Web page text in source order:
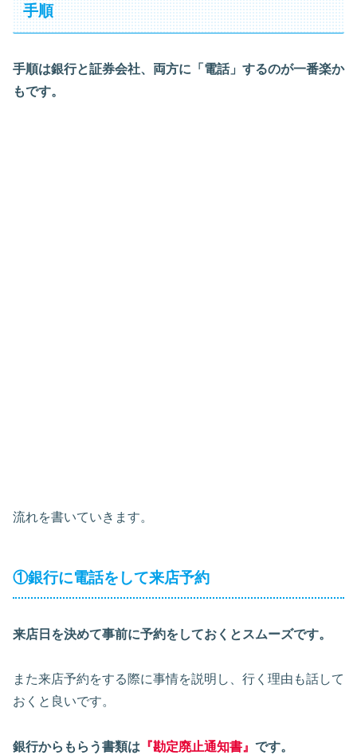
手順
手順は銀行と証券会社、両方に「電話」するのが一番楽か
もです。
流れを書いていきます。
①銀行に電話をして来店予約
来店日を決めて事前に予約をしておくとスムーズです。
また来店予約をする際に事情を説明し、行く理由も話して
おくと良いです。
銀行からもらう書類は 『勘定廃止通知書』 です。